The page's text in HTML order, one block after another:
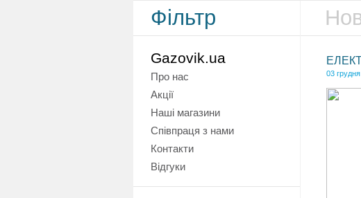
Фільтр
Gazovik.ua
Про нас
Акції
Наші магазини
Співпраця з нами
Контакти
Відгуки
03